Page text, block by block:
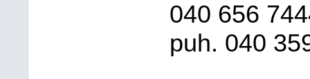
040 656
puh. 040